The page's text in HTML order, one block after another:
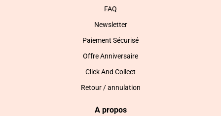
FAQ
Newsletter
Paiement Sécurisé
Offre Anniversaire
Click And Collect
Retour / annulation
A propos